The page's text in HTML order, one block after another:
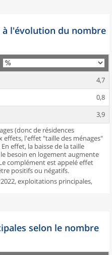
à l'évolution du nombre
4,7
0,8
3,9
(donc de résidences
effets, l'effet "taille des ménages"
effet, la baisse de la taille
besoin en logement augmente
complément est appelé effet
positifs ou négatifs.
exploitations principales,
selon le nombre